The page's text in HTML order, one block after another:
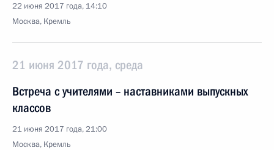
22 июня 2017 года, 14:10
Москва, Кремль
21 июня 2017 года, среда
Встреча с учителями – наставниками выпускных
классов
21 июня 2017 года, 21:00
Москва, Кремль